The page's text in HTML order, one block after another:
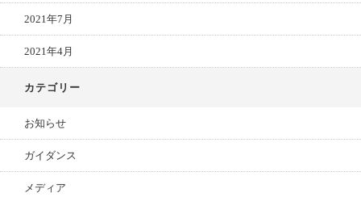
2021年7月
2021年4月
カテゴリー
お知らせ
ガイダンス
メディア